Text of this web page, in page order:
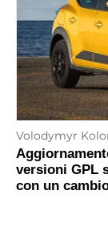
Volodymyr
versioni GPL
con un